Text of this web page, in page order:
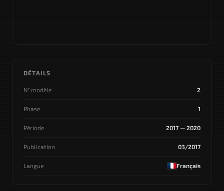
DÉTAILS
N° modèle 2
Phase 1
Période 2017 — 2020
Publication 03/2017
Langue Français